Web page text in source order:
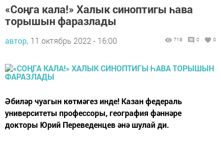
«Соңга кала!» Халык синоптигы һава
торышын фаразлады
автор, 11 октябрь 2022 - 16:00 718 0 0
Әбиләр чуагын көтмәгез инде! Казан федераль
университеты профессоры, география фәннәре
докторы Юрий Переведенцев әнә шулай ди.